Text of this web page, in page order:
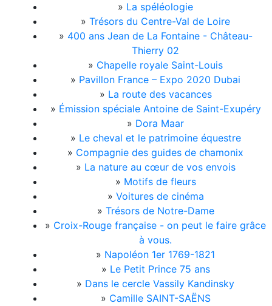
» La spéléologie
» Trésors du Centre-Val de Loire
» 400 ans Jean de La Fontaine - Château-
Thierry 02
» Chapelle royale Saint-Louis
» Pavillon France – Expo 2020 Dubai
» La route des vacances
» Émission spéciale Antoine de Saint-Exupéry
» Dora Maar
» Le cheval et le patrimoine équestre
» Compagnie des guides de chamonix
» La nature au cœur de vos envois
» Motifs de fleurs
» Voitures de cinéma
» Trésors de Notre-Dame
» Croix-Rouge française - on peut le faire grâce
à vous.
» Napoléon 1er 1769-1821
» Le Petit Prince 75 ans
» Dans le cercle Vassily Kandinsky
» Camille SAINT-SAËNS